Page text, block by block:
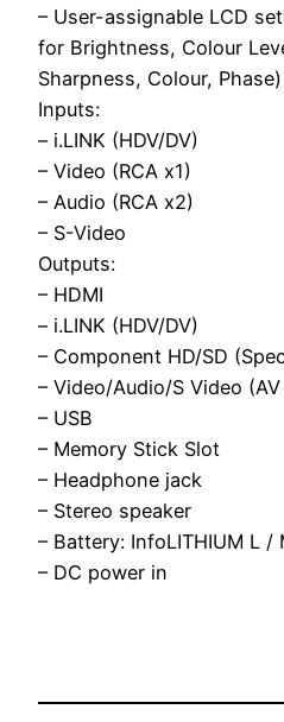
– User-assignable LCD
for Brightness, Colour
Sharpness, Colour, Phase)
Inputs:
– i.LINK (HDV/DV)
– Video (RCA x1)
– Audio (RCA x2)
– S-Video
Outputs:
– HDMI
– i.LINK (HDV/DV)
– Component HD/SD
– Video/Audio/S Video
– USB
– Memory Stick Slot
– Headphone jack
– Stereo speaker
– Battery: InfoLITHIUM L /
– DC power in